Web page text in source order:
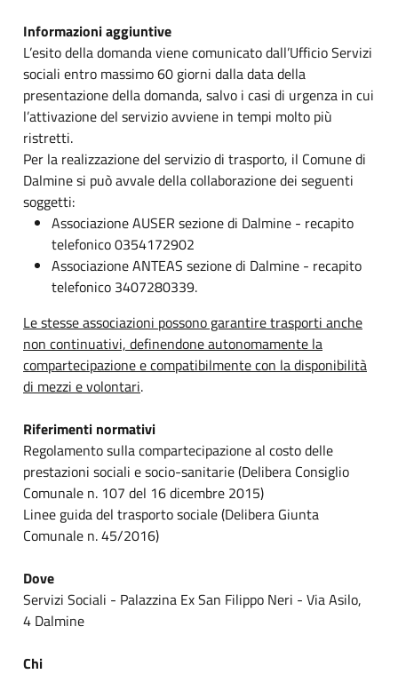
Informazioni aggiuntive
L’esito della domanda viene comunicato dall’Ufficio Servizi
sociali entro massimo 60 giorni dalla data della
presentazione della domanda, salvo i casi di urgenza in cui
l’attivazione del servizio avviene in tempi molto più
ristretti.
Per la realizzazione del servizio di trasporto, il Comune di
Dalmine si può avvale della collaborazione dei seguenti
soggetti:
Associazione AUSER sezione di Dalmine - recapito
telefonico 0354172902
Associazione ANTEAS sezione di Dalmine - recapito
telefonico 3407280339.
Le stesse associazioni possono garantire trasporti anche
non continuativi, definendone autonomamente la
compartecipazione e compatibilmente con la disponibilità
di mezzi e volontari.
Riferimenti normativi
Regolamento sulla compartecipazione al costo delle
prestazioni sociali e socio-sanitarie (Delibera Consiglio
Comunale n. 107 del 16 dicembre 2015)
Linee guida del trasporto sociale (Delibera Giunta
Comunale n. 45/2016)
Dove
Servizi Sociali - Palazzina Ex San Filippo Neri - Via Asilo,
4 Dalmine
Chi